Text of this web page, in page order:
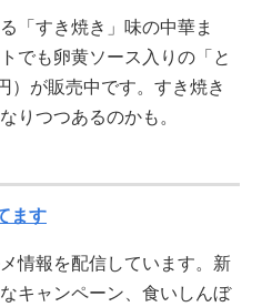
「すき焼き」味の中華ま
でも卵黄ソース入りの「と
）が販売中です。すき焼き
りつつあるのかも。
ます
情報を配信しています。新
キャンペーン、食いしんぼ